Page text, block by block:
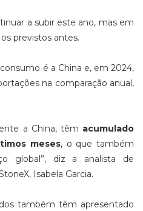
a subir este ano, mas em
previstos antes.
é a China e, em 2024,
na comparação anual,
a China, têm acumulado
meses, o que também
global”, diz a analista de
Isabela Garcia.
também têm apresentado